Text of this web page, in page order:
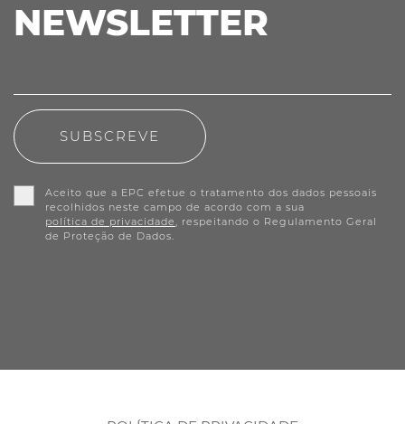
NEWSLETTER
SUBSCREVE
Aceito que a EPC efetue o tratamento dos dados pessoais
recolhidos neste campo de acordo com a sua
política de privacidade , respeitando o Regulamento Geral
de Proteção de Dados.